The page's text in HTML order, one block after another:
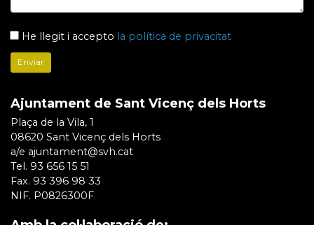
He llegit i accepto la política de privacitat
Ajuntament de Sant Vicenç dels Horts
Plaça de la Vila, 1
08620 Sant Vicenç dels Horts
a/e ajuntament@svh.cat
Tel. 93 656 15 51
Fax. 93 396 98 33
NIF. P0826300F